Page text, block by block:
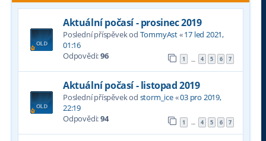
Aktuální počasí - prosinec 2019
Poslední příspěvek od TommyAst«17 led 2021,
01:16
Odpovědi:96 1 … 4 5 6 7
Aktuální počasí - listopad 2019
Poslední příspěvek od storm_ice«03 pro 2019,
22:19
Odpovědi:94 1 … 4 5 6 7